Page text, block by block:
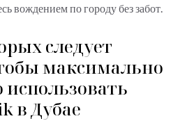
вождением по городу без забот.
следует
максимально
в Дубае